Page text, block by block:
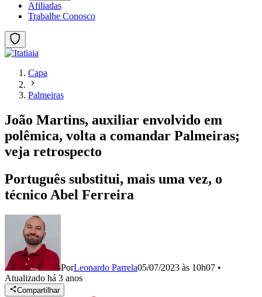
Afiliadas
Trabalhe Conosco
Capa
Palmeiras
João Martins, auxiliar envolvido em
polêmica, volta a comandar Palmeiras;
veja retrospecto
Português substitui, mais uma vez, o
técnico Abel Ferreira
PorLeonardo Parrela05/07/2023 às 10h07 •
Atualizado há 3 anos
Compartilhar